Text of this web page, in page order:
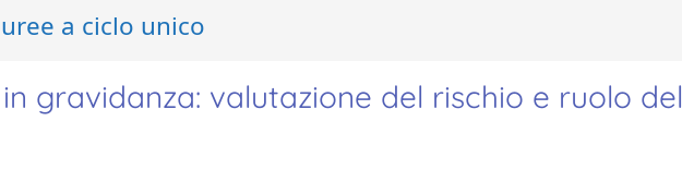
a ciclo unico
gravidanza: valutazione del rischio e ruolo del